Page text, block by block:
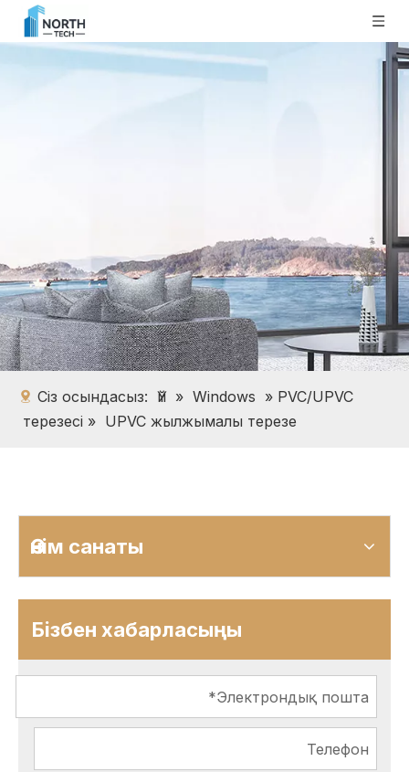
Сіз осындасыз: Үй » Windows » PVC/UPVC
терезесі » UPVC жылжымалы терезе
Өнім санаты
Бізбен хабарласыңы